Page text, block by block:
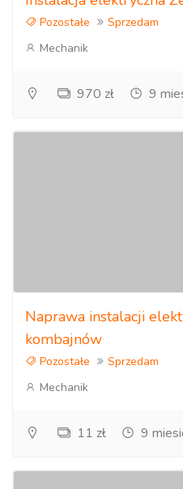
Pozostałe
Sprzedam
Mechanik
970 zł 9
Naprawa instalacji
kombajnów
Pozostałe
Sprzedam
Mechanik
11 zł 9